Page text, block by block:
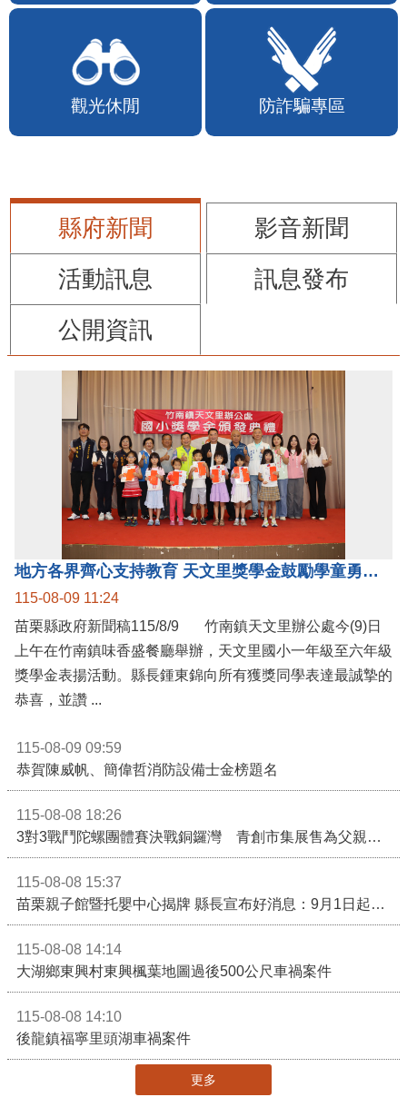
觀光休閒 防詐騙專區
縣府新聞
影音新聞
活動訊息
訊息發布
公開資訊
地方各界齊心支持教育 天文里獎學金鼓勵學童勇敢追夢
115-08-09 11:24
苗栗縣政府新聞稿115/8/9 竹南鎮天文里辦公處今(9)日
上午在竹南鎮味香盛餐廳舉辦，天文里國小一年級至六年級
獎學金表揚活動。縣長鍾東錦向所有獲獎同學表達最誠摯的
恭喜，並讚 ...
115-08-09 09:59
恭賀陳威帆、簡偉哲消防設備士金榜題名
115-08-08 18:26
3對3戰鬥陀螺團體賽決戰銅鑼灣 青創市集展售為父親節增添繽紛
115-08-08 15:37
苗栗親子館暨托嬰中心揭牌 縣長宣布好消息：9月1日起調降臨時托嬰費用
115-08-08 14:14
大湖鄉東興村東興楓葉地圖過後500公尺車禍案件
115-08-08 14:10
後龍鎮福寧里頭湖車禍案件
更多